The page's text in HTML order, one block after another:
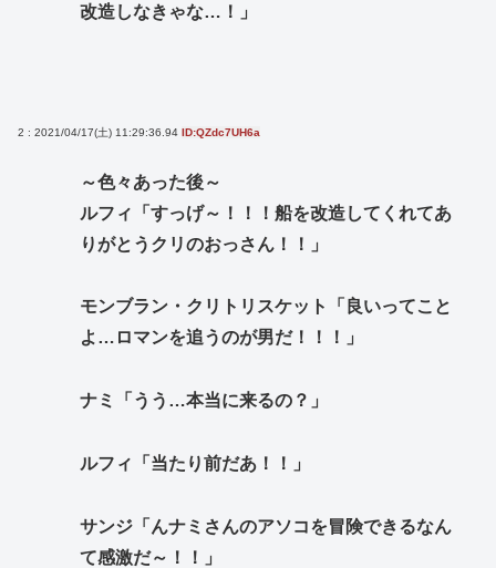
改造しなきゃな…！」
2 : 2021/04/17(土) 11:29:36.94 ID:QZdc7UH6a
～色々あった後～
ルフィ「すっげ～！！！船を改造してくれてあ
りがとうクリのおっさん！！」
モンブラン・クリトリスケット「良いってこと
よ…ロマンを追うのが男だ！！！」
ナミ「うう…本当に来るの？」
ルフィ「当たり前だあ！！」
サンジ「んナミさんのアソコを冒険できるなん
て感激だ～！！」